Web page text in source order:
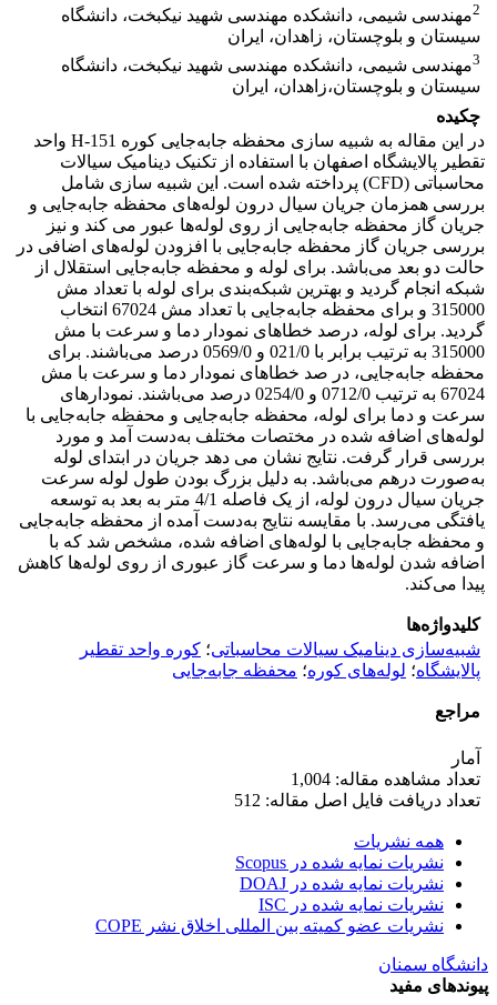
2مهندسی شیمی، دانشکده مهندسی شهید نیکبخت، دانشگاه
سیستان و بلوچستان، زاهدان، ایران
3مهندسی شیمی، دانشکده مهندسی شهید نیکبخت، دانشگاه
سیستان و بلوچستان،زاهدان، ایران
چکیده
در این مقاله به شبیه سازی محفظه جابه‌جایی کوره H-151 واحد
تقطیر پالایشگاه اصفهان با استفاده از تکنیک دینامیک سیالات
محاسباتی (CFD) پرداخته شده است. این شبیه سازی شامل
بررسی همزمان جریان سیال درون لوله‌های محفظه جابه‌جایی و
جریان گاز محفظه جابه‌جایی از روی لوله‌ها عبور می کند و نیز
بررسی جریان گاز محفظه جابه‌جایی با افزودن لوله‌های اضافی در
حالت دو بعد می‌باشد. برای لوله و محفظه جابه‌جایی استقلال از
شبکه انجام گردید و بهترین شبکه‌بندی برای لوله با تعداد مش
315000 و برای محفظه جابه‌جایی با تعداد مش 67024 انتخاب
گردید. برای لوله، درصد خطاهای نمودار دما و سرعت با مش
315000 به ترتیب برابر با 021/0 و 0569/0 درصد می‌باشند. برای
محفظه جابه‌جایی، در صد خطاهای نمودار دما و سرعت با مش
67024 به ترتیب 0712/0 و 0254/0 درصد می‌باشند. نمودارهای
سرعت و دما برای لوله، محفظه جابه‌جایی و محفظه جابه‌جایی با
لوله‌های اضافه شده در مختصات مختلف به‌دست آمد و مورد
بررسی قرار گرفت. نتایج نشان می دهد جریان در ابتدای لوله
به‌صورت درهم می‌باشد. به دلیل بزرگ بودن طول لوله سرعت
جریان سیال درون لوله، از یک فاصله 4/1 متر به بعد به توسعه
یافتگی می‌رسد. با مقایسه نتایج به‌دست آمده از محفظه جابه‌جایی
و محفظه جابه‌جایی با لوله‌های اضافه شده، مشخص شد که با
اضافه شدن لوله‌ها دما و سرعت گاز عبوری از روی لوله‌ها کاهش
پیدا می‌کند.
کلیدواژه‌ها
شبیه‌سازی دینامیک سیالات محاسباتی؛ کوره واحد تقطیر
پالایشگاه؛ لوله‌های کوره؛ محفظه جابه‌جایی
مراجع
آمار
تعداد مشاهده مقاله: 1,004
تعداد دریافت فایل اصل مقاله: 512
همه نشریات
نشریات نمایه شده در Scopus
نشریات نمایه شده در DOAJ
نشریات نمایه شده در ISC
نشریات عضو کمیته بین المللی اخلاق نشر COPE
دانشگاه سمنان
پیوندهای مفید